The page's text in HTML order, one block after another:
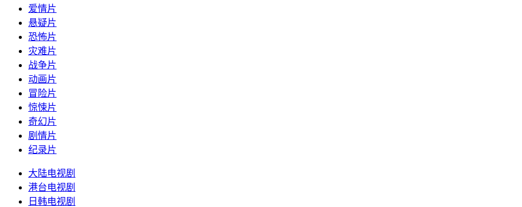
爱情片
悬疑片
恐怖片
灾难片
战争片
动画片
冒险片
惊悚片
奇幻片
剧情片
纪录片
大陆电视剧
港台电视剧
日韩电视剧